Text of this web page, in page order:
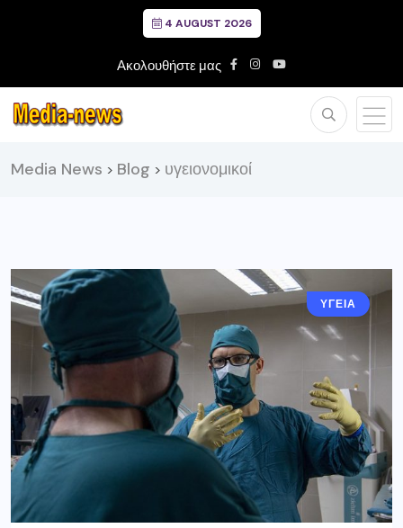
4 AUGUST 2026
Ακολουθήστε μας
Media News > Blog > υγειονομικοί
ΥΓΕΙΑ